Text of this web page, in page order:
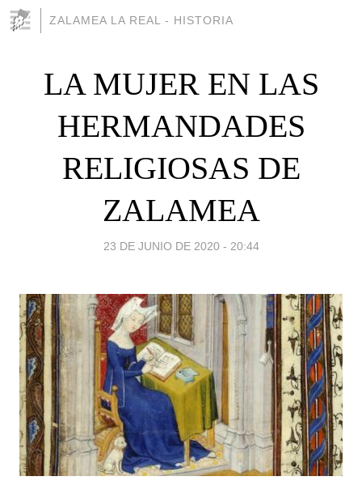
ZALAMEA LA REAL - HISTORIA
LA MUJER EN LAS
HERMANDADES
RELIGIOSAS DE
ZALAMEA
23 DE JUNIO DE 2020 - 20:44